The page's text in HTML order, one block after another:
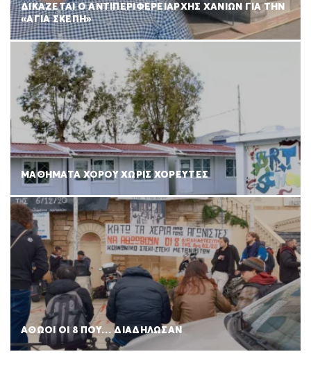
ΔΙΚΑΖΕΤΑΙ Ο ΑΝΤΙΠΕΡΙΦΕΡΕΙΑΡΧΗΣ ΧΑΝΙΩΝ ΓΙΑ ΤΗΝ
«ΑΓΙΑ ΣΚΕΠΗ»
ΜΑΘΗΜΑΤΑ ΧΟΡΟΥ ΧΩΡΙΣ ΧΟΡΕΥΤΕΣ
ΑΘΩΟΙ ΟΙ 8 ΠΟΥ… ΔΙΑΔΗΛΩΣΑΝ